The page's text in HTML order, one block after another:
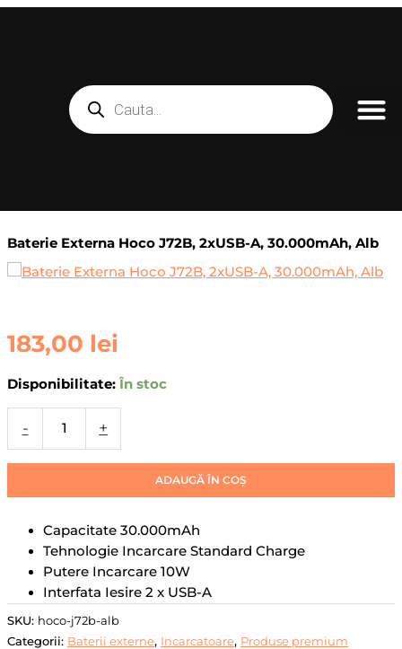
Skip
search
Baterie Externa Hoco J72B, 2xUSB-A, 30.000mAh, Alb
183,00 lei
Disponibilitate: În stoc
-
Cantitate
Baterie
Hoco
J72B,
2xUSB-
A,
Alb
+
ADAUGĂ ÎN COȘ
Capacitate 30.000mAh
Tehnologie Incarcare Standard Charge
Putere Incarcare 10W
Interfata Iesire 2 x USB-A
SKU: hoco-j72b-alb
Categorii: Baterii externe, Incarcatoare, Produse premium